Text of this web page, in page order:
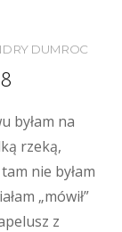
DUMROC
byłam na
rzeką,
nie byłam
„mówił”
z